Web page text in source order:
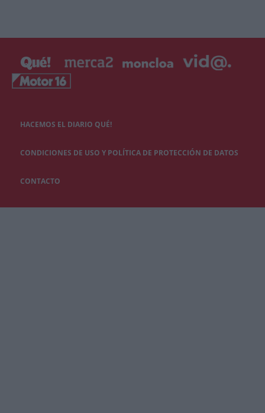
HACEMOS EL DIARIO QUÉ!
CONDICIONES DE USO Y POLÍTICA DE PROTECCIÓN DE DATOS
CONTACTO